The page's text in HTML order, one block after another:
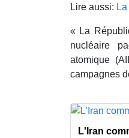
Lire aussi:
« La
nucléaire
atomique
campagnes
L'Iran